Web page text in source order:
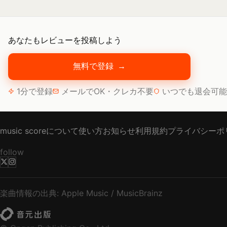
あなたもレビューを投稿しよう
無料で登録 →
1分で登録 メールでOK・クレカ不要 いつでも退会可能
music scoreについて使い方お知らせ利用規約プライバシーポ
follow
楽曲情報の出典: Apple Music / MusicBrainz